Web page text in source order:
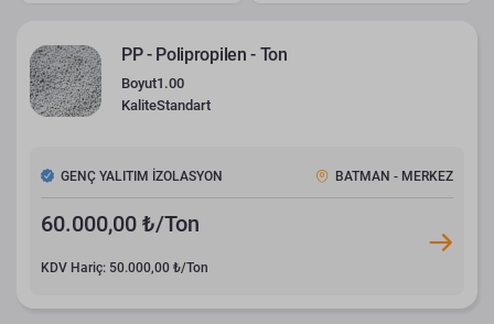
PP - Polipropilen - Ton
Boyut1.00
KaliteStandart
GENÇ YALITIM İZOLASYON BATMAN - MERKEZ
60.000,00 ₺/Ton
KDV Hariç: 50.000,00 ₺/Ton